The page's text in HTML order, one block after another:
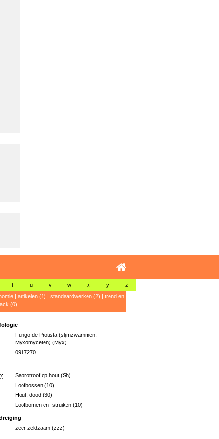
t u v w x y z
| artikelen (1) | standaardwerken (2) | trend en
(0)
Fungoïde Protista (slijmzwammen,
Myxomyceten) (Myx)
0917270
Saprotroof op hout (Sh)
Loofbossen (10)
Hout, dood (30)
Loofbomen en -struiken (10)
zeer zeldzaam (zzz)